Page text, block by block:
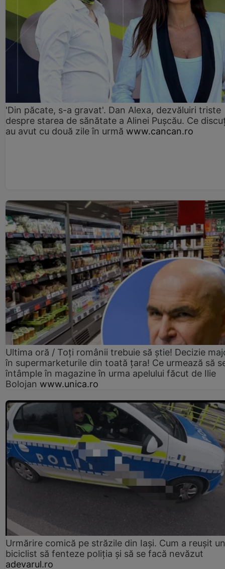
'Din păcate, s-a gravat'. Dan Alexa, dezvăluiri triste
despre starea de sănătate a Alinei Pușcău. Ce
au avut cu două zile în urmă www.cancan.ro
Ultima oră / Toți românii trebuie să știe! Decizie
în supermarketurile din toată țara! Ce urmează să
întâmple în magazine în urma apelului făcut de Ilie
Bolojan www.unica.ro
Urmărire comică pe străzile din Iași. Cum a reușit un
biciclist să fenteze poliția și să se facă nevăzut
adevarul.ro